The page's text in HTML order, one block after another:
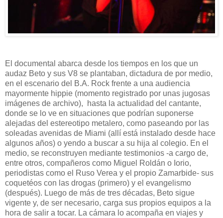
El documental abarca desde los tiempos en los que un
audaz Beto y sus V8 se plantaban, dictadura de por medio,
en el escenario del B.A. Rock frente a una audiencia
mayormente hippie (momento registrado por unas jugosas
imágenes de archivo), hasta la actualidad del cantante,
donde se lo ve en situaciones que podrían suponerse
alejadas del estereotipo metalero, como paseando por las
soleadas avenidas de Miami (allí está instalado desde hace
algunos años) o yendo a buscar a su hija al colegio. En el
medio, se reconstruyen mediante testimonios -a cargo de,
entre otros, compañeros como Miguel Roldán o Iorio,
periodistas como el Ruso Verea y el propio Zamarbide- sus
coquetéos con las drogas (primero) y el evangelismo
(después). Luego de más de tres décadas, Beto sigue
vigente y, de ser necesario, carga sus propios equipos a la
hora de salir a tocar. La cámara lo acompaña en viajes y